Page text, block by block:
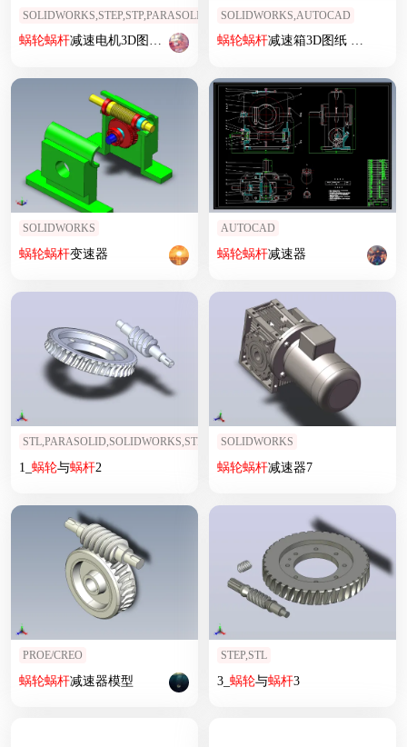
SOLIDWORKS,STEP,STP,PARASOLID,INVENTOR
蜗轮蜗杆减速电机3D图纸 Solidworks 设计
SOLIDWORKS,AUTOCAD
蜗轮蜗杆减速箱3D图纸 Solidworks
SOLIDWORKS
蜗轮蜗杆变速器
AUTOCAD
蜗轮蜗杆减速器
STL,PARASOLID,SOLIDWORKS,STP,IGS
1_ 蜗轮与蜗杆2
SOLIDWORKS
蜗轮蜗杆减速器7
PROE/CREO
蜗轮蜗杆减速器模型
STEP,STL
3_ 蜗轮与蜗杆3